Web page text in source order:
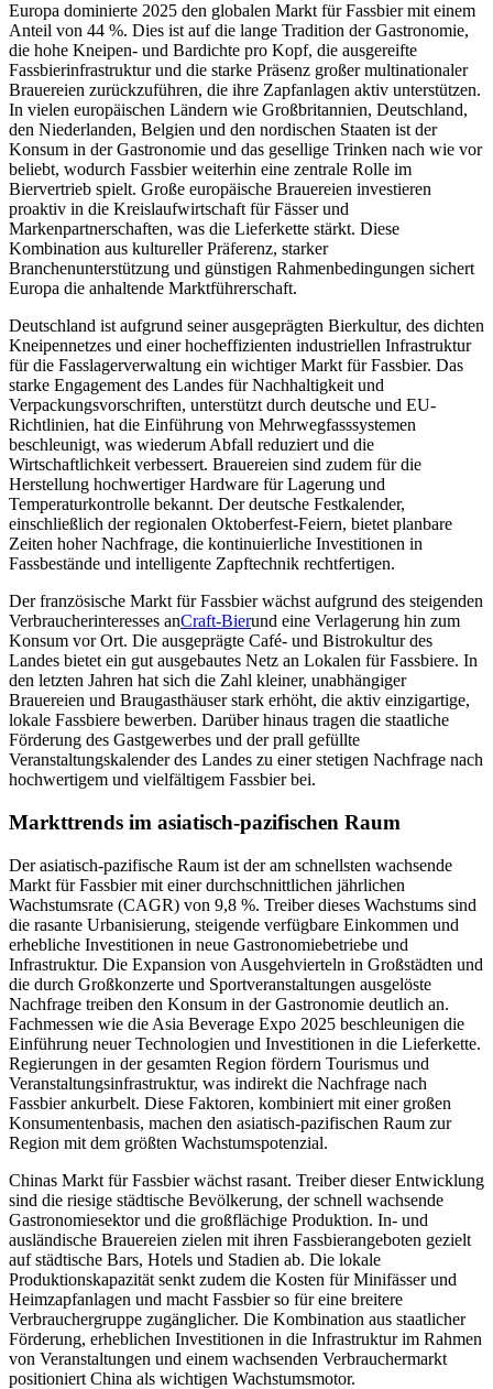
Europa dominierte 2025 den globalen Markt für Fassbier mit einem
Anteil von 44 %. Dies ist auf die lange Tradition der Gastronomie,
die hohe Kneipen- und Bardichte pro Kopf, die ausgereifte
Fassbierinfrastruktur und die starke Präsenz großer multinationaler
Brauereien zurückzuführen, die ihre Zapfanlagen aktiv unterstützen.
In vielen europäischen Ländern wie Großbritannien, Deutschland,
den Niederlanden, Belgien und den nordischen Staaten ist der
Konsum in der Gastronomie und das gesellige Trinken nach wie vor
beliebt, wodurch Fassbier weiterhin eine zentrale Rolle im
Biervertrieb spielt. Große europäische Brauereien investieren
proaktiv in die Kreislaufwirtschaft für Fässer und
Markenpartnerschaften, was die Lieferkette stärkt. Diese
Kombination aus kultureller Präferenz, starker
Branchenunterstützung und günstigen Rahmenbedingungen sichert
Europa die anhaltende Marktführerschaft.
Deutschland ist aufgrund seiner ausgeprägten Bierkultur, des dichten
Kneipennetzes und einer hocheffizienten industriellen Infrastruktur
für die Fasslagerverwaltung ein wichtiger Markt für Fassbier. Das
starke Engagement des Landes für Nachhaltigkeit und
Verpackungsvorschriften, unterstützt durch deutsche und EU-
Richtlinien, hat die Einführung von Mehrwegfasssystemen
beschleunigt, was wiederum Abfall reduziert und die
Wirtschaftlichkeit verbessert. Brauereien sind zudem für die
Herstellung hochwertiger Hardware für Lagerung und
Temperaturkontrolle bekannt. Der deutsche Festkalender,
einschließlich der regionalen Oktoberfest-Feiern, bietet planbare
Zeiten hoher Nachfrage, die kontinuierliche Investitionen in
Fassbestände und intelligente Zapftechnik rechtfertigen.
Der französische Markt für Fassbier wächst aufgrund des steigenden
Verbraucherinteresses anCraft-Bierund eine Verlagerung hin zum
Konsum vor Ort. Die ausgeprägte Café- und Bistrokultur des
Landes bietet ein gut ausgebautes Netz an Lokalen für Fassbiere. In
den letzten Jahren hat sich die Zahl kleiner, unabhängiger
Brauereien und Braugasthäuser stark erhöht, die aktiv einzigartige,
lokale Fassbiere bewerben. Darüber hinaus tragen die staatliche
Förderung des Gastgewerbes und der prall gefüllte
Veranstaltungskalender des Landes zu einer stetigen Nachfrage nach
hochwertigem und vielfältigem Fassbier bei.
Markttrends im asiatisch-pazifischen Raum
Der asiatisch-pazifische Raum ist der am schnellsten wachsende
Markt für Fassbier mit einer durchschnittlichen jährlichen
Wachstumsrate (CAGR) von 9,8 %. Treiber dieses Wachstums sind
die rasante Urbanisierung, steigende verfügbare Einkommen und
erhebliche Investitionen in neue Gastronomiebetriebe und
Infrastruktur. Die Expansion von Ausgehvierteln in Großstädten und
die durch Großkonzerte und Sportveranstaltungen ausgelöste
Nachfrage treiben den Konsum in der Gastronomie deutlich an.
Fachmessen wie die Asia Beverage Expo 2025 beschleunigen die
Einführung neuer Technologien und Investitionen in die Lieferkette.
Regierungen in der gesamten Region fördern Tourismus und
Veranstaltungsinfrastruktur, was indirekt die Nachfrage nach
Fassbier ankurbelt. Diese Faktoren, kombiniert mit einer großen
Konsumentenbasis, machen den asiatisch-pazifischen Raum zur
Region mit dem größten Wachstumspotenzial.
Chinas Markt für Fassbier wächst rasant. Treiber dieser Entwicklung
sind die riesige städtische Bevölkerung, der schnell wachsende
Gastronomiesektor und die großflächige Produktion. In- und
ausländische Brauereien zielen mit ihren Fassbierangeboten gezielt
auf städtische Bars, Hotels und Stadien ab. Die lokale
Produktionskapazität senkt zudem die Kosten für Minifässer und
Heimzapfanlagen und macht Fassbier so für eine breitere
Verbrauchergruppe zugänglicher. Die Kombination aus staatlicher
Förderung, erheblichen Investitionen in die Infrastruktur im Rahmen
von Veranstaltungen und einem wachsenden Verbrauchermarkt
positioniert China als wichtigen Wachstumsmotor.